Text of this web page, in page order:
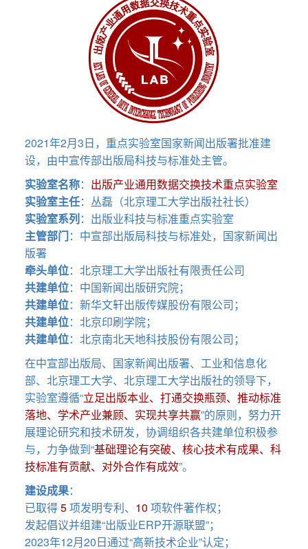
2021年2月3日，重点实验室国家新闻出版署批准建
设，由中宣传部出版局科技与标准处主管。
实验室名称： 出版产业通用数据交换技术重点实验室
实验室主任：丛磊（北京理工大学出版社社长）
实验室系列：出版业科技与标准重点实验室
主管部门：中宣部出版局科技与标准处，国家新闻出
版署
牵头单位：北京理工大学出版社有限责任公司
共建单位：中国新闻出版研究院；
共建单位：新华文轩出版传媒股份有限公司；
共建单位：北京印刷学院；
共建单位：北京南北天地科技股份有限公司；
在中宣部出版局、国家新闻出版署、工业和信息化
部、北京理工大学、北京理工大学出版社的领导下，
实验室遵循“立足出版本业、打通交换瓶颈、推动标准
落地、学术产业兼顾、实现共享共赢”的原则，努力开
展理论研究和技术研发，协调组织各共建单位积极参
与，力争做到“基础理论有突破、核心技术有成果、科
技标准有贡献、对外合作有成效”。
建设成果：
已取得5项发明专利、 10 项软件著作权；
发起倡议并组建“出版业ERP开源联盟”；
2023年12月20日通过“高新技术企业”认定；